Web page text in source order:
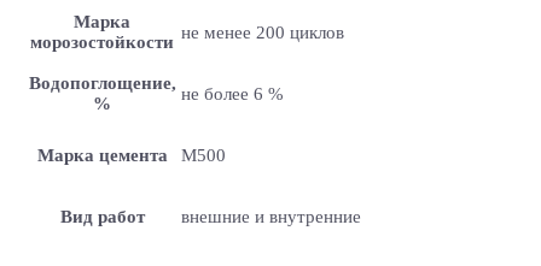
Марка
морозостойкости не менее 200 циклов
Водопоглощение,
%
не более 6 %
Марка цемента M500
Вид работ внешние и внутренние